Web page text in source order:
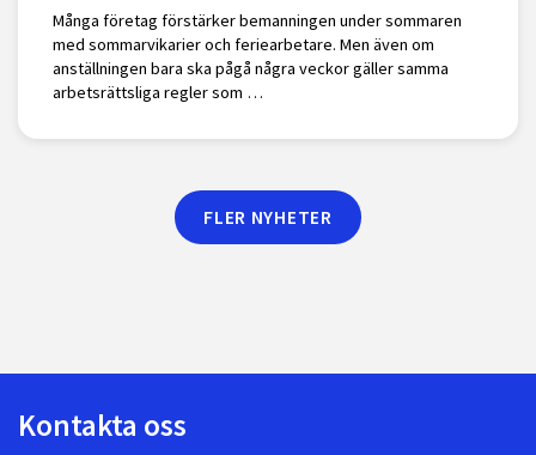
Många företag förstärker bemanningen under sommaren
med sommarvikarier och feriearbetare. Men även om
anställningen bara ska pågå några veckor gäller samma
arbetsrättsliga regler som …
FLER NYHETER
Kontakta oss